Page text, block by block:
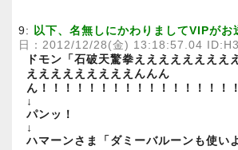
9: 以下、名無しにかわりましてVIPがお
日：2012/12/28(金) 13:18:57.04
ドモン「石破天驚拳ええええええええ
えええええええええんんん
ん！！！！！！！！！！！！！！！！
↓
パンッ！
↓
ハマーンさま「ダミーバルーンも使い